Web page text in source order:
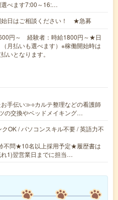
べます7:00～16:…
始日はご相談ください！ ★急募
円～ 経験者：時給1800円～★日
月払いも選べます）※稼働開始時は
いとなります。
手伝い≫○カルテ整理などの看護師
の交換やベッドメイキング…
OK / パソコンスキル不要 / 英語力不
不問★10名以上採用予定★履歴書は
1)翌営業日までに担当…